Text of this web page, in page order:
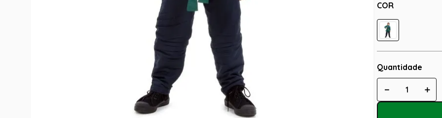
COR
Quantidade
＋
－